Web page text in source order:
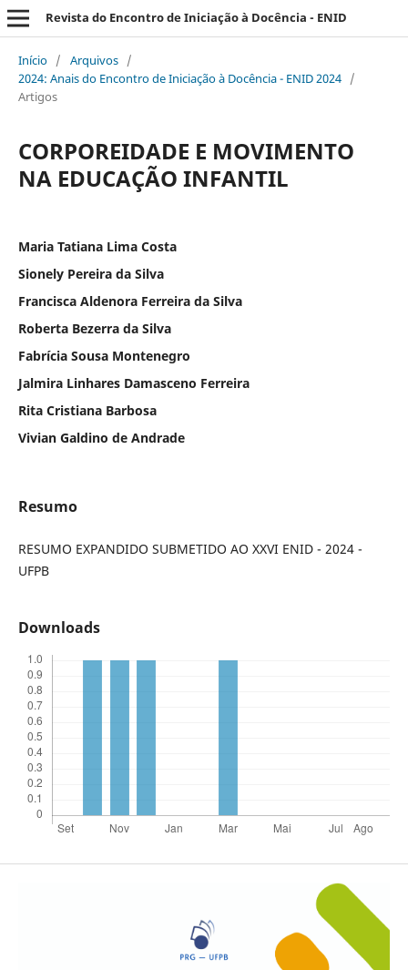
Revista do Encontro de Iniciação à Docência - ENID
Início / Arquivos /
2024: Anais do Encontro de Iniciação à Docência - ENID 2024 /
Artigos
CORPOREIDADE E MOVIMENTO
NA EDUCAÇÃO INFANTIL
Maria Tatiana Lima Costa
Sionely Pereira da Silva
Francisca Aldenora Ferreira da Silva
Roberta Bezerra da Silva
Fabrícia Sousa Montenegro
Jalmira Linhares Damasceno Ferreira
Rita Cristiana Barbosa
Vivian Galdino de Andrade
Resumo
RESUMO EXPANDIDO SUBMETIDO AO XXVI ENID - 2024 -
UFPB
Downloads